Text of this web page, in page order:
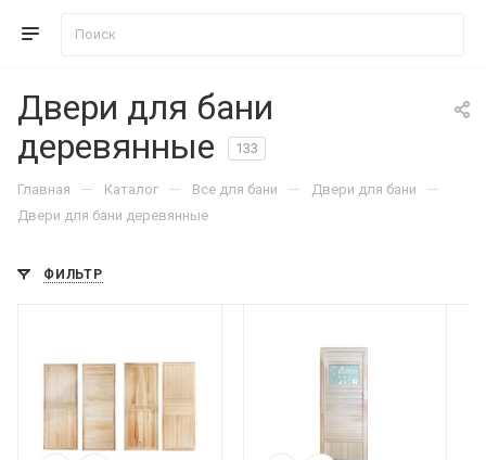
Двери для бани
деревянные
133
Главная — Каталог — Все для бани — Двери для бани —
Двери для бани деревянные
ФИЛЬТР